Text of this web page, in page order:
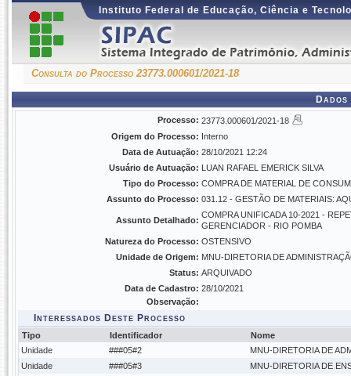
Instituto Federal de Educação, Ciência e
Consulta do Processo 23773.000601/2021-18
Processo: 23773.000601/2021-18
Origem do Processo: Interno
Data de Autuação: 28/10/2021 12:24
Usuário de Autuação: LUAN RAFAEL EMERICK SILVA
Tipo do Processo: COMPRA DE MATERIAL DE
Assunto do Processo: 031.12 - GESTÃO DE MATERIAIS:
Assunto Detalhado:
COMPRA UNIFICADA 10-2021 -
GERENCIADOR - RIO POMBA
Natureza do Processo: OSTENSIVO
Unidade de Origem: MNU-DIRETORIA DE
Status: ARQUIVADO
Data de Cadastro: 28/10/2021
Observação:
Interessados Deste Processo
Tipo Identificador
Nome
Unidade
###05#2
MNU-DIRETORIA DE
Unidade
###05#3
MNU-DIRETORIA DE